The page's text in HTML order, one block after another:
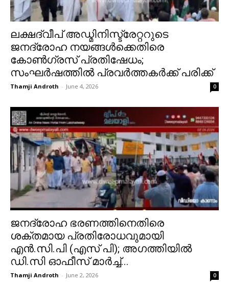
ലക്ഷദ്വീപ് അഡ്മിനിസ്ട്രേറ്ററുടെ
ജനദ്രോഹ നയങ്ങൾക്കെതിരെ
കോൺഗ്രസ് പ്രതിഷേധം;
സംഘർഷത്തിൽ പ്രവർത്തകർക്ക് പരിക്ക്
Thamji Androth - June 4, 2026 0
ജനദ്രോഹ ഭരണത്തിനെതിരെ
ശക്തമായ പ്രതിരോധവുമായി
എൻ.സി.പി (എസ് പി); അഗത്തിയിൽ
ഡി.സി ഓഫീസ് മാർച്ച്...
Thamji Androth - June 2, 2026 0